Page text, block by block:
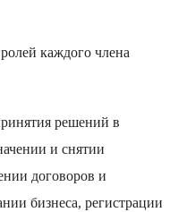
каждого члена
решений в
и снятии
договоров и
бизнеса, регистрации